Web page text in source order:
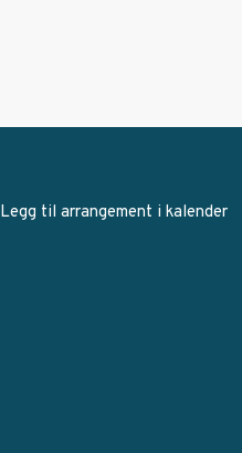
Legg til arrangement i kalender